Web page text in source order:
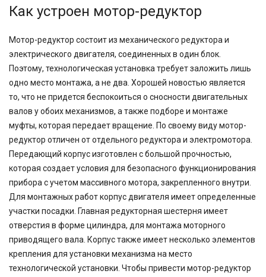
Как устроен мотор-редуктор
Мотор-редуктор состоит из механического редуктора и
электрического двигателя, соединенных в один блок.
Поэтому, технологическая установка требует заложить лишь
одно место монтажа, а не два. Хорошей новостью является
то, что не придется беспокоиться о сносности двигательных
валов у обоих механизмов, а также подборе и монтаже
муфты, которая передает вращение. По своему виду мотор-
редуктор отличен от отдельного редуктора и электромотора.
Передающий корпус изготовлен с большой прочностью,
которая создает условия для безопасного функционирования
прибора с учетом массивного мотора, закрепленного внутри.
Для монтажных работ корпус двигателя имеет определенные
участки посадки. Главная редукторная шестерня имеет
отверстия в форме цилиндра, для монтажа моторного
приводящего вала. Корпус также имеет несколько элементов
крепления для установки механизма на место
технологической установки. Чтобы привести мотор-редуктор